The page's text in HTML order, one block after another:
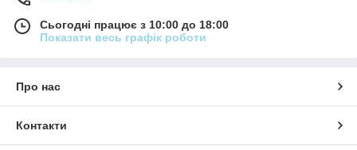
Сьогодні працює з 10:00 до 18:00
Показати весь графік роботи
Про нас
Контакти